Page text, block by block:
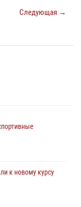
Следующая →
к новому курсу